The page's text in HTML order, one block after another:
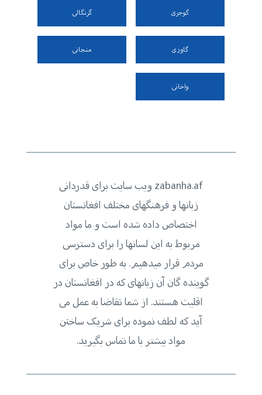
گوجری گرنگالی
گاوری منجانی
واخانی
zabanha.af ویب سایت برای قدردانی
زبانها و فرهنگهای مختلف افغانستان
اختصاص داده شده است و ما مواد
مربوط به این لسانها را برای دسترسی
مردم قرار میدهیم. به طور خاص برای
گوینده گان آن زبانهای که در افغانستان در
اقلیت هستند. از شما تقاضا به عمل می
آید که لطف نموده برای شریک ساختن
مواد بیشتر با ما تماس بگیرید.